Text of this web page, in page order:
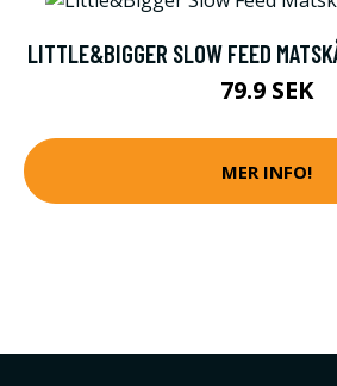
LITTLE&BIGGER SLOW FEED
79.9 SEK
MER INFO!